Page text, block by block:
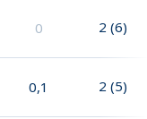
0 2 (6)
0,1 2 (5)